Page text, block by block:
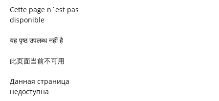
Cette page n´est pas
disponible
यह पृष्ठ उपलब्ध नहीं है
此页面当前不可用
Данная страница
недоступна